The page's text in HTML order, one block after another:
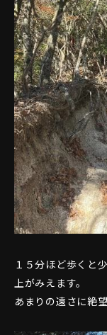
１５分ほど歩くと
上がみえます。
あまりの遠さに絶